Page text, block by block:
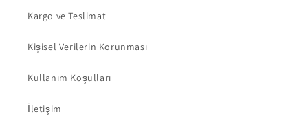
Kargo ve Teslimat
Kişisel Verilerin Korunması
Kullanım Koşulları
İletişim